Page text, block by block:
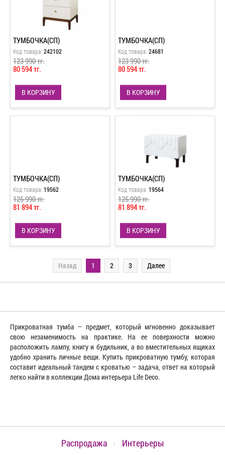
ТУМБОЧКА(СП)
Код товара:242102
123 990 тг.
80 594 тг.
В КОРЗИНУ
ТУМБОЧКА(СП)
Код товара:24681
123 990 тг.
80 594 тг.
В КОРЗИНУ
ТУМБОЧКА(СП)
Код товара:19562
125 990 тг.
81 894 тг.
В КОРЗИНУ
ТУМБОЧКА(СП)
Код товара:19564
125 990 тг.
81 894 тг.
В КОРЗИНУ
Назад 1 2 3 Далее
Прикроватная тумба – предмет, который мгновенно доказывает
свою незаменимость на практике. На ее поверхности можно
расположить лампу, книгу и будильник, а во вместительных ящиках
удобно хранить личные вещи. Купить прикроватную тумбу, которая
составит идеальный тандем с кроватью – задача, ответ на который
легко найти в коллекции Дома интерьера Life Deco.
Распродажа Интерьеры